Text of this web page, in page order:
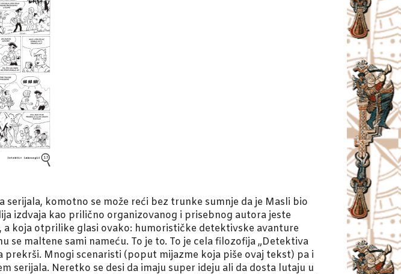
komotno se može reći bez trunke sumnje da je Masli bio
izdvaja kao prilično organizovanog i prisebnog autora jeste
a koja otprilike glasi ovako: humorističke detektivske avanture
maltene sami nameću. To je to. To je cela filozofija „Detektiva
prekrši. Mnogi scenaristi (poput mijazme koja piše ovaj tekst) pa i
Neretko se desi da imaju super ideju ali da dosta lutaju u